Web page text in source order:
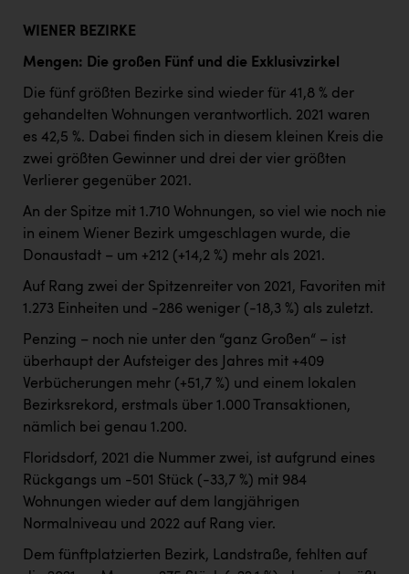
WIENER BEZIRKE
Mengen: Die großen Fünf und die Exklusivzirkel
Die fünf größten Bezirke sind wieder für 41,8 % der
gehandelten Wohnungen verantwortlich. 2021 waren
es 42,5 %. Dabei finden sich in diesem kleinen Kreis die
zwei größten Gewinner und drei der vier größten
Verlierer gegenüber 2021.
An der Spitze mit 1.710 Wohnungen, so viel wie noch nie
in einem Wiener Bezirk umgeschlagen wurde, die
Donaustadt – um +212 (+14,2 %) mehr als 2021.
Auf Rang zwei der Spitzenreiter von 2021, Favoriten mit
1.273 Einheiten und -286 weniger (-18,3 %) als zuletzt.
Penzing – noch nie unter den “ganz Großen“ – ist
überhaupt der Aufsteiger des Jahres mit +409
Verbücherungen mehr (+51,7 %) und einem lokalen
Bezirksrekord, erstmals über 1.000 Transaktionen,
nämlich bei genau 1.200.
Floridsdorf, 2021 die Nummer zwei, ist aufgrund eines
Rückgangs um -501 Stück (-33,7 %) mit 984
Wohnungen wieder auf dem langjährigen
Normalniveau und 2022 auf Rang vier.
Dem fünftplatzierten Bezirk, Landstraße, fehlten auf